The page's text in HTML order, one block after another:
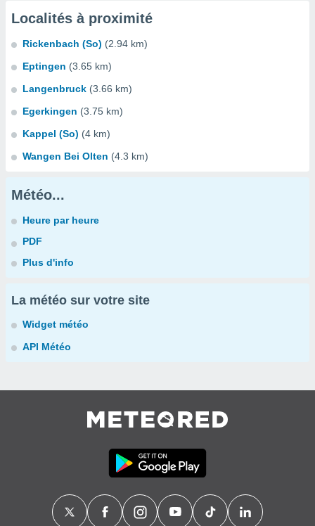
Localités à proximité
Rickenbach (So) (2.94 km)
Eptingen (3.65 km)
Langenbruck (3.66 km)
Egerkingen (3.75 km)
Kappel (So) (4 km)
Wangen Bei Olten (4.3 km)
Météo...
Heure par heure
PDF
Plus d'info
La météo sur votre site
Widget météo
API Météo